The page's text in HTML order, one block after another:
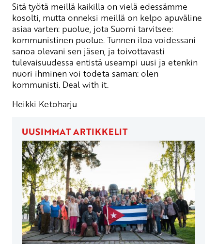
Sitä työtä meillä kaikilla on vielä edessämme
kosolti, mutta onneksi meillä on kelpo apuväline
asiaa varten: puolue, jota Suomi tarvitsee:
kommunistinen puolue. Tunnen iloa voidessani
sanoa olevani sen jäsen, ja toivottavasti
tulevaisuudessa entistä useampi uusi ja etenkin
nuori ihminen voi todeta saman: olen
kommunisti. Deal with it.
Heikki Ketoharju
UUSIMMAT ARTIKKELIT